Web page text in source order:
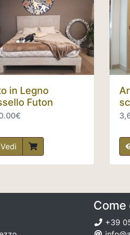
in Legno
Futon
Vedi
+39